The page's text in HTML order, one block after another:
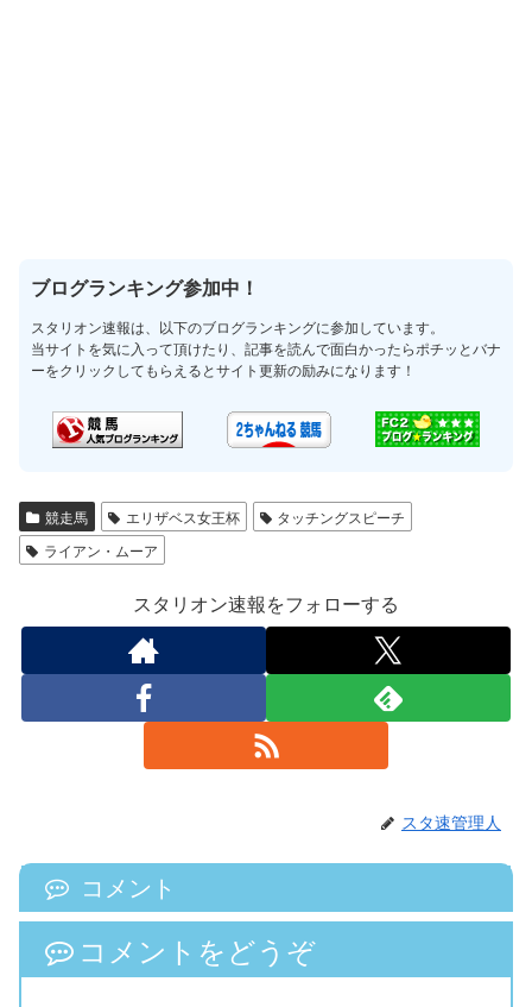
ブログランキング参加中！
スタリオン速報は、以下のブログランキングに参加しています。
当サイトを気に入って頂けたり、記事を読んで面白かったらポチッとバナ
ーをクリックしてもらえるとサイト更新の励みになります！
競走馬 エリザベス女王杯
タッチングスピーチ
ライアン・ムーア
スタリオン速報をフォローする
スタ速管理人
コメント
コメントをどうぞ